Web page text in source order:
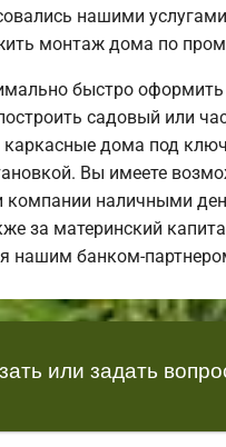
нашими
монтаж дома по
быстро
садовый или
дома под
Вы имеете
компании наличными
за материнский
нашим банком-
или задать